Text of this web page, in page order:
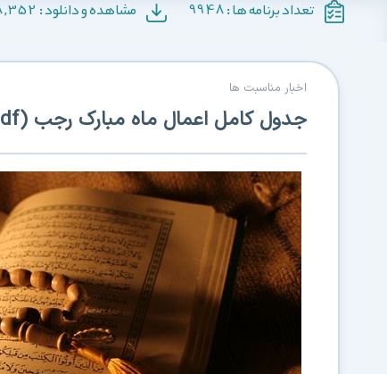
تعداد برنامه ها :9948 مشاهده و دانلود :
اخبار مناسبت ها
جدول کامل اعمال ماه مبارک رجب (pdf)